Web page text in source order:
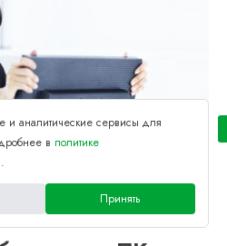
и аналитические сервисы для
в политике
.
Принять